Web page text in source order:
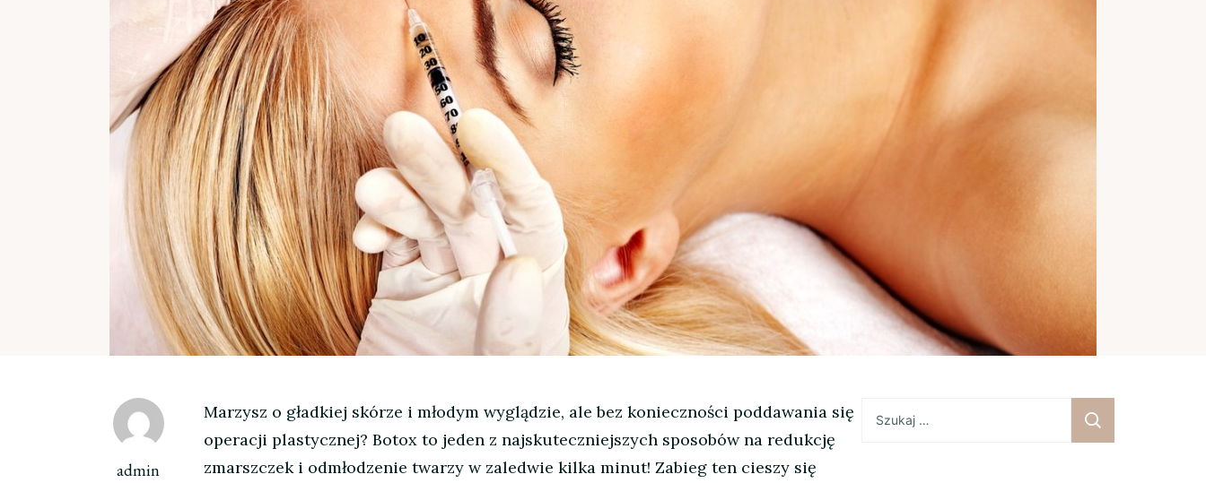
admin
Marzysz o gładkiej skórze i młodym wyglądzie, ale bez konieczności poddawania się
operacji plastycznej? Botox to jeden z najskuteczniejszych sposobów na redukcję
zmarszczek i odmłodzenie twarzy w zaledwie kilka minut! Zabieg ten cieszy się